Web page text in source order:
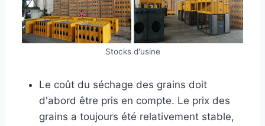
Stocks d'usine
Le coût du séchage des grains doit
d'abord être pris en compte. Le prix des
grains a toujours été relativement stable,